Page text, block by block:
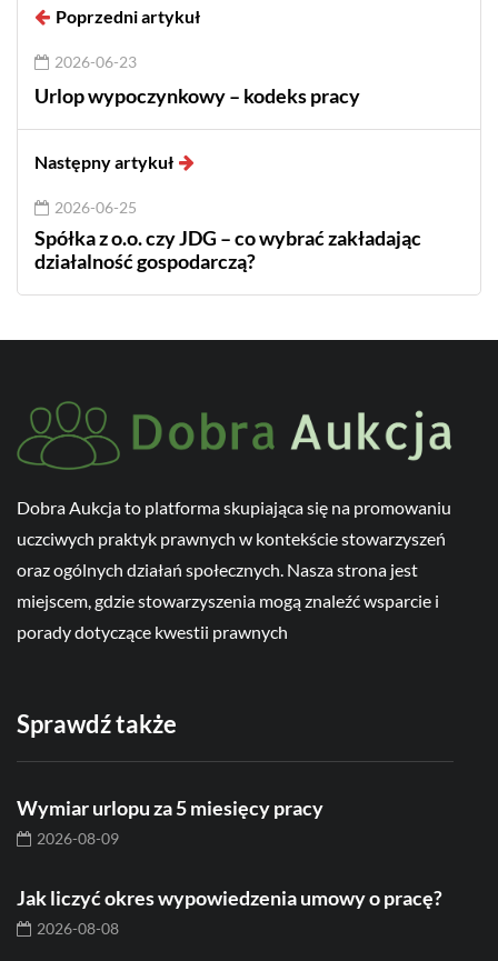
Poprzedni artykuł
2026-06-23
Urlop wypoczynkowy – kodeks pracy
Następny artykuł
2026-06-25
Spółka z o.o. czy JDG – co wybrać zakładając
działalność gospodarczą?
Dobra Aukcja to platforma skupiająca się na promowaniu
uczciwych praktyk prawnych w kontekście stowarzyszeń
oraz ogólnych działań społecznych. Nasza strona jest
miejscem, gdzie stowarzyszenia mogą znaleźć wsparcie i
porady dotyczące kwestii prawnych
Sprawdź także
Wymiar urlopu za 5 miesięcy pracy
2026-08-09
Jak liczyć okres wypowiedzenia umowy o pracę?
2026-08-08